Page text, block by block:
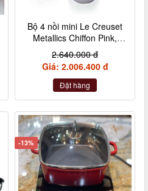
Bộ 4 nồi mini Le Creuset
Metallics Chiffon Pink,
Rosenquarz, Violett,
Nebelgrau (hồng đậm,
hồng nhạt, hồng tía, xám)
2.640.000 đ
Giá: 2.006.400 đ
Đặt hàng
-13%